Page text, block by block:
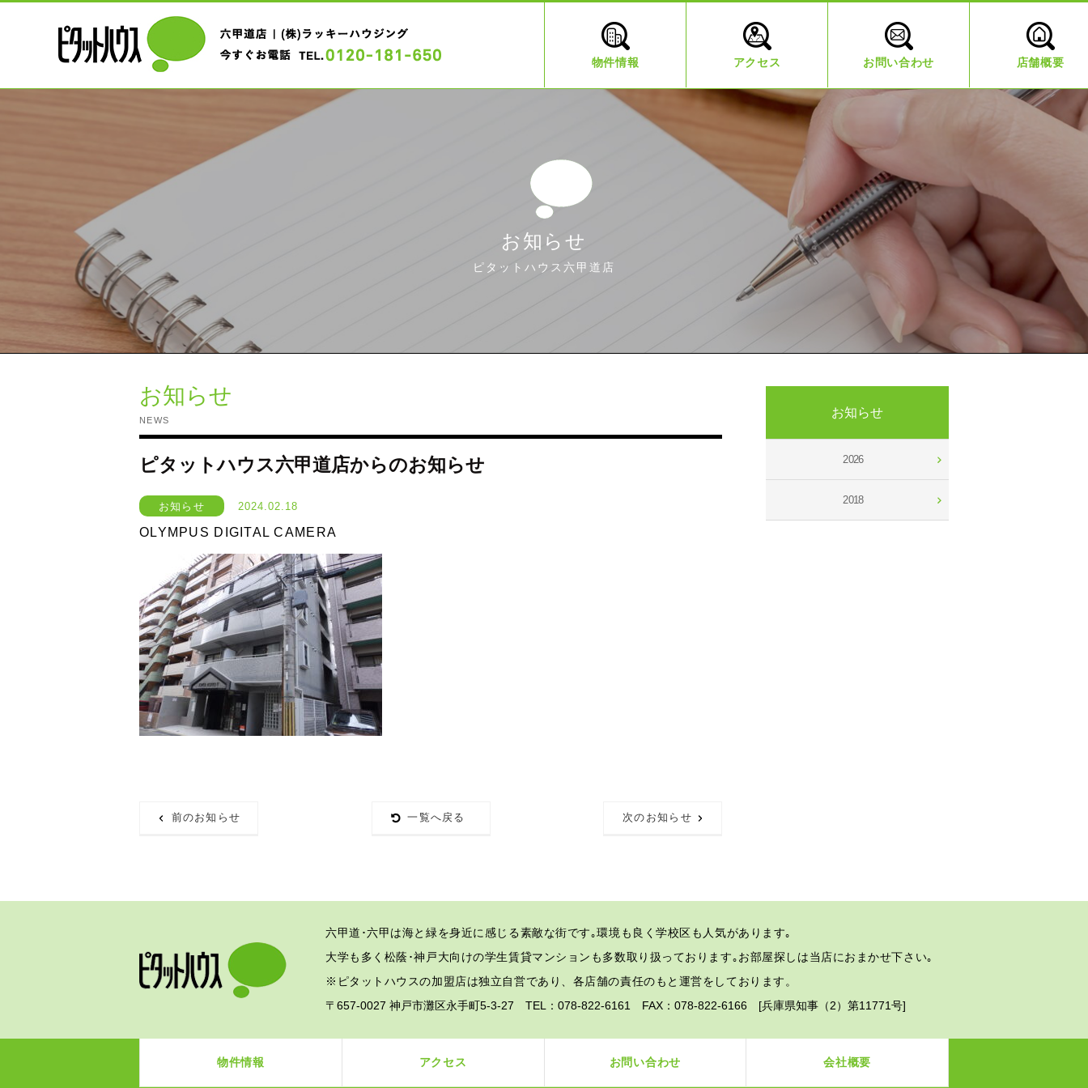
物件情報 アクセス お問い合わせ 店舗概要
お知らせ
ピタットハウス六甲道店
お知らせ
NEWS
ピタットハウス六甲道店からのお知らせ
お知らせ 2024.02.18
OLYMPUS DIGITAL CAMERA
前のお知らせ 一覧へ戻る 次のお知らせ
お知らせ
2026
2018
六甲道･六甲は海と緑を身近に感じる素敵な街です｡環境も良く学校区も人気があります｡
大学も多く松蔭･神戸大向けの学生賃貸マンションも多数取り扱っております｡お部屋探しは当店におまかせ下さい｡
※ピタットハウスの加盟店は独立自営であり、各店舗の責任のもと運営をしております。
〒657-0027 神戸市灘区永手町5-3-27 TEL：078-822-6161 FAX：078-822-6166 [兵庫県知事（2）第11771号]
物件情報 アクセス お問い合わせ 会社概要